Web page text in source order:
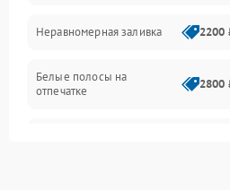
Режим работы
Питание и запуск
Неравномерная заливка 2200
Белые полосы на
отпечатке
2800